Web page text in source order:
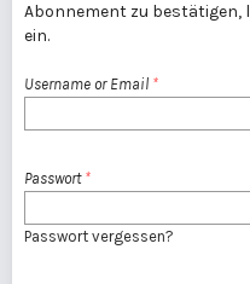
Abonnement zu bestätigen,
ein.
Username or Email *
Passwort *
Passwort vergessen?